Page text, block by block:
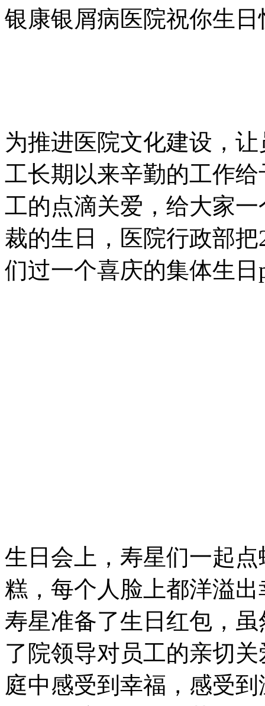
银康银屑病医院祝你生
为推进医院文化建设，
工长期以来辛勤的工作
工的点滴关爱，给大家
裁的生日，医院行政部
们过一个喜庆的集体生日
生日会上，寿星们一起
糕，每个人脸上都洋溢
寿星准备了生日红包，
了院领导对员工的亲切
庭中感受到幸福，感受